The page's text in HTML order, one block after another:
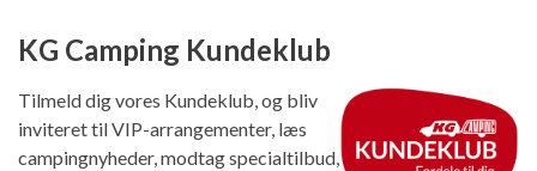
KG Camping Kundeklub
Tilmeld dig vores Kundeklub, og bliv
inviteret til VIP-arrangementer, læs
campingnyheder, modtag specialtilbud,